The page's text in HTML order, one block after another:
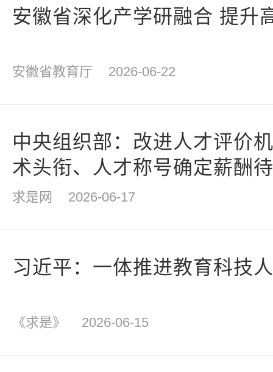
安徽省深化产学研融合 提升
安徽省教育厅 2026-06-22
中央组织部：改进人才评价
术头衔、人才称号确定薪酬
的倾向
求是网 2026-06-17
习近平：一体推进教育科技
《求是》 2026-06-15